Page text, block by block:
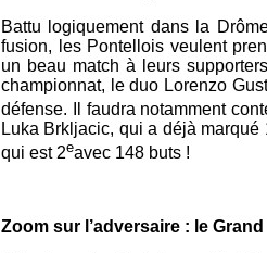
Battu logiquement dans la
fusion, les Pontellois veulent
un beau match à leurs
championnat, le duo Lorenzo
défense. Il faudra notamment
Luka Brkljacic, qui a déjà
qui est 2eavec 148 buts !
Zoom sur l’adversaire : le